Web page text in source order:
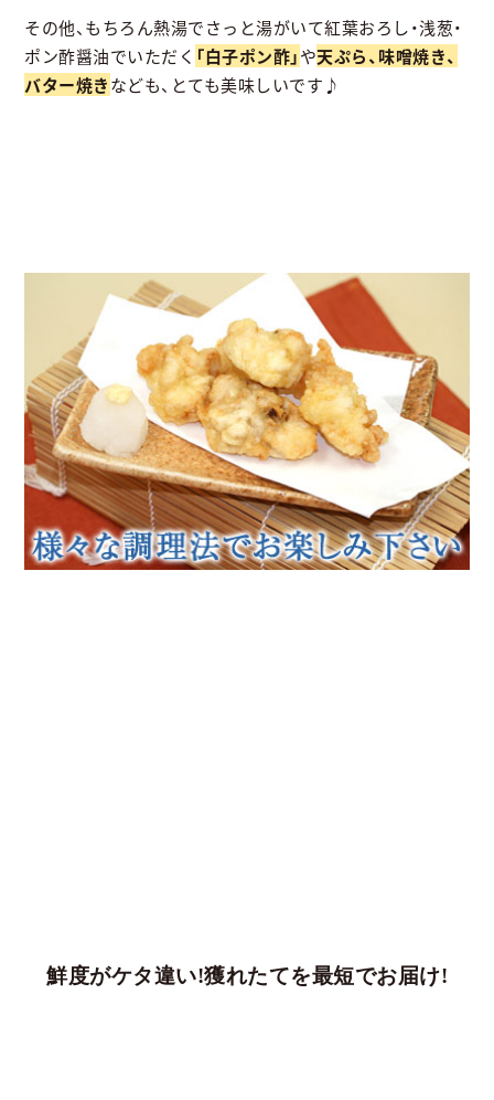
その他、もちろん熱湯でさっと湯がいて紅葉おろし・浅葱・
ポン酢醤油でいただく 「白子ポン酢」や天ぷら、味噌焼き、
バター焼きなども、とても美味しいです♪
鮮度がケタ違い!獲れたてを最短でお届け!